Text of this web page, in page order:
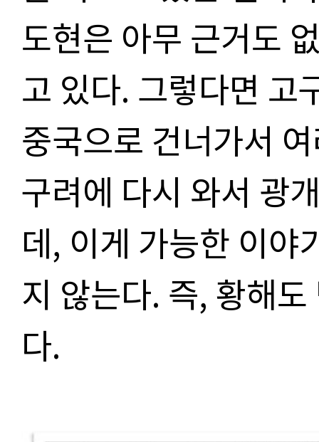
도현은 아무 근거도
고 있다. 그렇다면 고
중국으로 건너가서
구려에 다시 와서 광
데, 이게 가능한 이야
지 않는다. 즉, 황해
다.